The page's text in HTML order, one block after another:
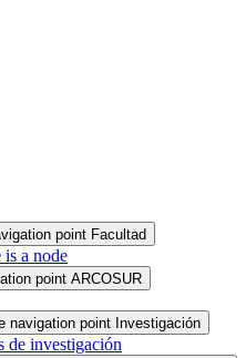
point Facultad
is a node
point ARCOSUR
navigation point Investigación
de investigación